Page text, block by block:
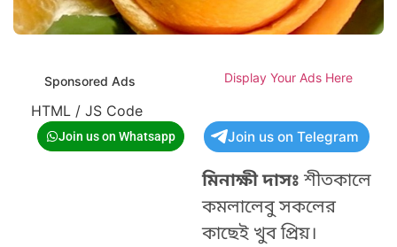
Sponsored Ads Display Your Ads Here
HTML / JS Code
Join us on Whatsapp Join us on Telegram
মিনাক্ষী দাসঃ শীতকালে
কমলালেবু সকলের
কাছেই খুব প্রিয়।